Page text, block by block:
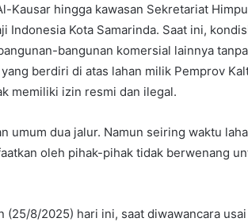
Kausar hingga kawasan Sekretariat
Indonesia Kota Samarinda. Saat ini,
bangunan komersial lainnya
berdiri di atas lahan milik Pemprov
memiliki izin resmi dan ilegal.
umum dua jalur. Namun seiring waktu
oleh pihak-pihak tidak berwenang
(25/8/2025) hari ini, saat diwawancara